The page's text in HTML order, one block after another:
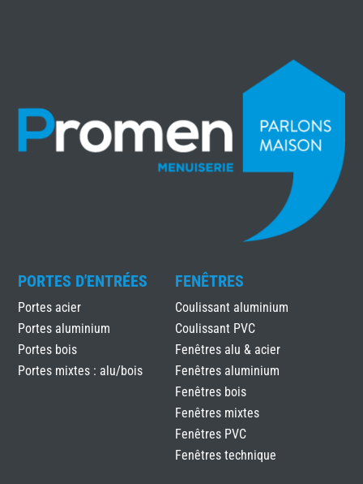
PORTES D'ENTRÉES
Portes acier
Portes aluminium
Portes bois
Portes mixtes : alu/bois
FENÊTRES
Coulissant aluminium
Coulissant PVC
Fenêtres alu & acier
Fenêtres aluminium
Fenêtres bois
Fenêtres mixtes
Fenêtres PVC
Fenêtres technique